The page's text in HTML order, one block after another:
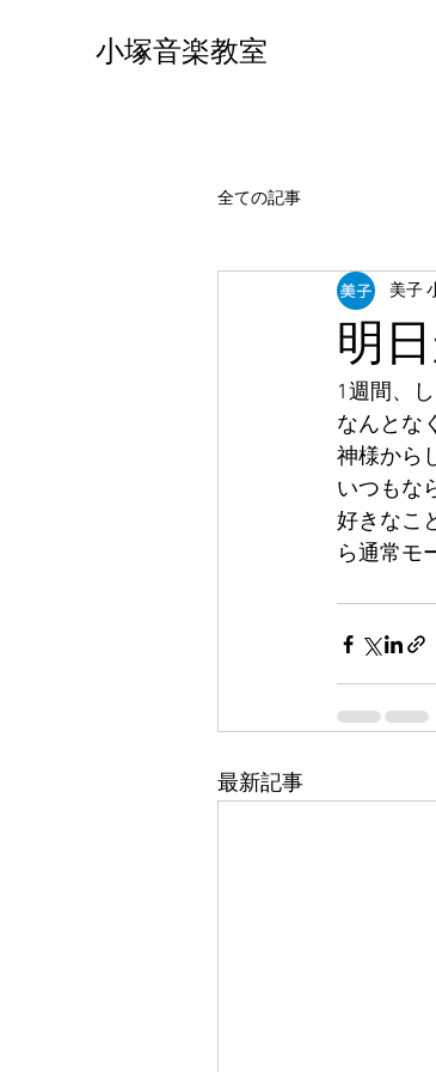
小塚音楽教室
全ての記事
明
美子
1週間、
なんとな
神様から
いつもな
好きなこ
ら通常モ
最新記事